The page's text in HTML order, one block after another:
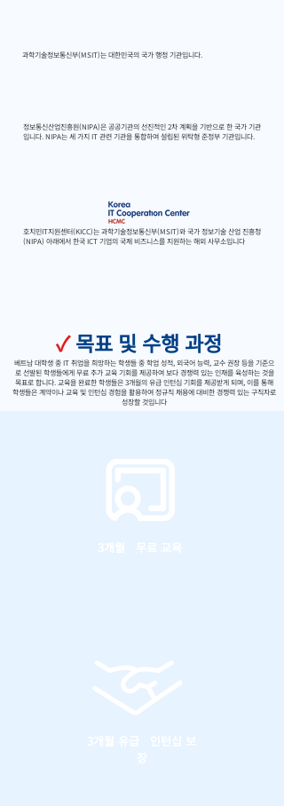
과학기술정보통신부(MSIT)는 대한민국의 국가 행정 기관입니다.
정보통신산업진흥원(NIPA)은 공공기관의 선진적인 2차 계획을 기반으로 한 국가 기관
입니다. NIPA는 세 가지 IT 관련 기관을 통합하여 설립된 위탁형 준정부 기관입니다.
호치민IT지원센터(KICC)는 과학기술정보통신부(MSIT)와 국가 정보기술 산업 진흥청
(NIPA) 아래에서 한국 ICT 기업의 국제 비즈니스를 지원하는 해외 사무소입니다
✓목표 및 수행 과정
베트남 대학생 중 IT 취업을 희망하는 학생들 중 학업 성적, 외국어 능력, 교수 권장 등을 기준으
로 선발된 학생들에게 무료 추가 교육 기회를 제공하여 보다 경쟁력 있는 인재를 육성하는 것을
목표로 합니다. 교육을 완료한 학생들은 3개월의 유급 인턴십 기회를 제공받게 되며, 이를 통해
학생들은 계약이나 교육 및 인턴십 경험을 활용하여 정규직 채용에 대비한 경쟁력 있는 구직자로
성장할 것입니다
3개월 무료 교육
3개월 유급 인턴십 보
장